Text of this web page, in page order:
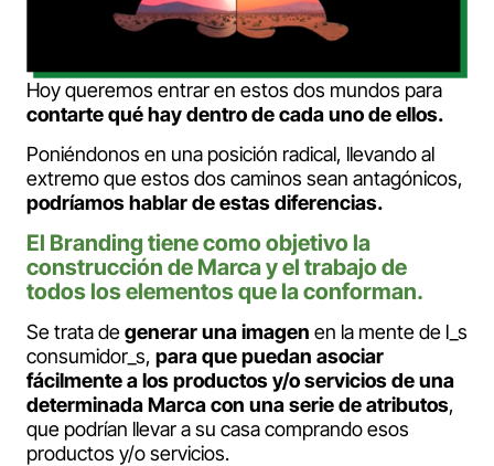
Hoy queremos entrar en estos dos mundos para
contarte qué hay dentro de cada uno de ellos.
Poniéndonos en una posición radical, llevando al
extremo que estos dos caminos sean antagónicos,
podríamos hablar de estas diferencias.
El Branding tiene como objetivo la
construcción de Marca y el trabajo de
todos los elementos que la conforman.
Se trata degenerar una imagen en la mente de l_s
consumidor_s, para que puedan asociar
fácilmente a los productos y/o servicios de una
determinada Marca con una serie de atributos,
que podrían llevar a su casa comprando esos
productos y/o servicios.